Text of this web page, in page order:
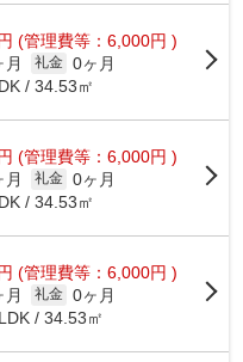
(管理費等：6,000円 )
月 礼金 0ヶ月
/ 34.53㎡
(管理費等：6,000円 )
月 礼金 0ヶ月
/ 34.53㎡
(管理費等：6,000円 )
月 礼金 0ヶ月
/ 34.53㎡